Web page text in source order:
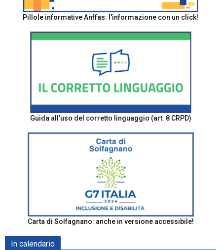
Pillole informative Anffas: l'informazione con un click!
Guida all’uso del corretto linguaggio (art. 8 CRPD)
Carta di Solfagnano: anche in versione accessibile!
In calendario